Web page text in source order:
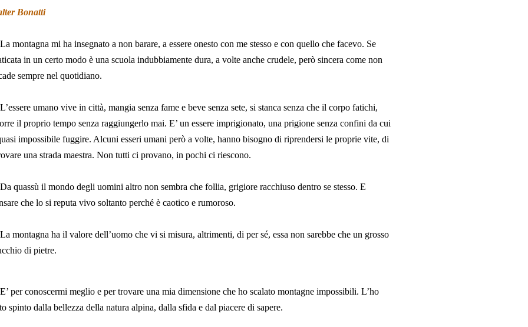
Bonatti
La montagna mi ha insegnato a non barare, a essere onesto con me stesso e con quello che facevo. Se
in un certo modo è una scuola indubbiamente dura, a volte anche crudele, però sincera come non
sempre nel quotidiano.
L’essere umano vive in città, mangia senza fame e beve senza sete, si stanca senza che il corpo fatichi,
il proprio tempo senza raggiungerlo mai. E’ un essere imprigionato, una prigione senza confini da cui
impossibile fuggire. Alcuni esseri umani però a volte, hanno bisogno di riprendersi le proprie vite, di
una strada maestra. Non tutti ci provano, in pochi ci riescono.
Da quassù il mondo degli uomini altro non sembra che follia, grigiore racchiuso dentro se stesso. E
che lo si reputa vivo soltanto perché è caotico e rumoroso.
La montagna ha il valore dell’uomo che vi si misura, altrimenti, di per sé, essa non sarebbe che un grosso
di pietre.
E’ per conoscermi meglio e per trovare una mia dimensione che ho scalato montagne impossibili. L’ho
spinto dalla bellezza della natura alpina, dalla sfida e dal piacere di sapere.